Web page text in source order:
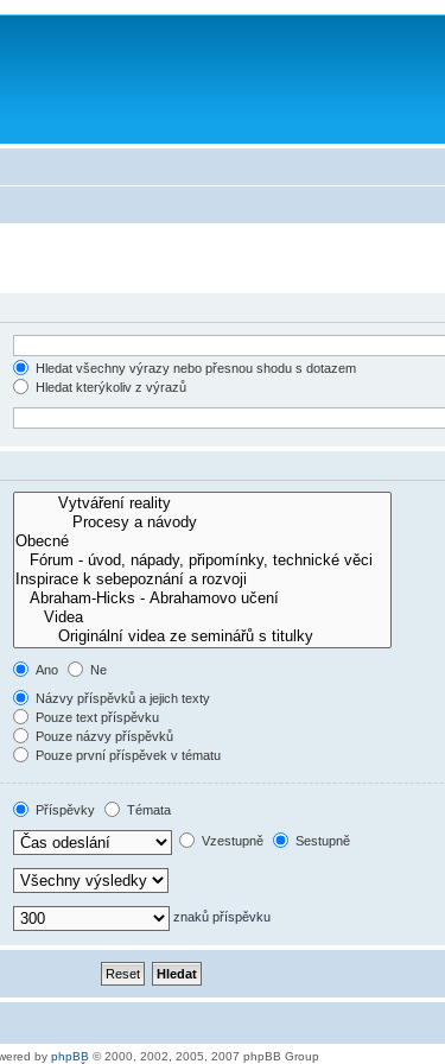
Hledat všechny výrazy nebo přesnou shodu s dotazem
Hledat kterýkoliv z výrazů
Ano
Ne
Názvy příspěvků a jejich texty
Pouze text příspěvku
Pouze názvy příspěvků
Pouze první příspěvek v tématu
Příspěvky
Témata
Vzestupně Sestupně
znaků příspěvku
by phpBB © 2000, 2002, 2005, 2007 phpBB Group